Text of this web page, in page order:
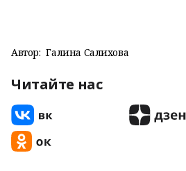
Автор: Галина Салихова
Читайте нас